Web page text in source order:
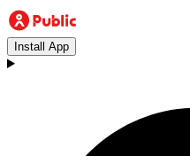
Install App